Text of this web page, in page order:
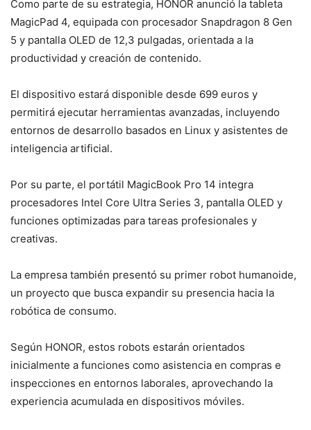
Como parte de su estrategia, HONOR anunció la tableta
MagicPad 4, equipada con procesador Snapdragon 8 Gen
5 y pantalla OLED de 12,3 pulgadas, orientada a la
productividad y creación de contenido.
El dispositivo estará disponible desde 699 euros y
permitirá ejecutar herramientas avanzadas, incluyendo
entornos de desarrollo basados en Linux y asistentes de
inteligencia artificial.
Por su parte, el portátil MagicBook Pro 14 integra
procesadores Intel Core Ultra Series 3, pantalla OLED y
funciones optimizadas para tareas profesionales y
creativas.
La empresa también presentó su primer robot humanoide,
un proyecto que busca expandir su presencia hacia la
robótica de consumo.
Según HONOR, estos robots estarán orientados
inicialmente a funciones como asistencia en compras e
inspecciones en entornos laborales, aprovechando la
experiencia acumulada en dispositivos móviles.